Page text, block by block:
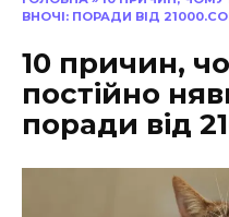
ВНОЧІ: ПОРАДИ ВІД
10 причин,
постійно
поради від